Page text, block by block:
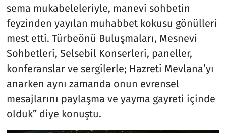
sema mukabeleleriyle, manevi sohbetin
feyzinden yayılan muhabbet kokusu gönülleri
mest etti. Türbeönü Buluşmaları, Mesnevi
Sohbetleri, Selsebil Konserleri, paneller,
konferanslar ve sergilerle; Hazreti Mevlana’yı
anarken aynı zamanda onun evrensel
mesajlarını paylaşma ve yayma gayreti içinde
olduk” diye konuştu.